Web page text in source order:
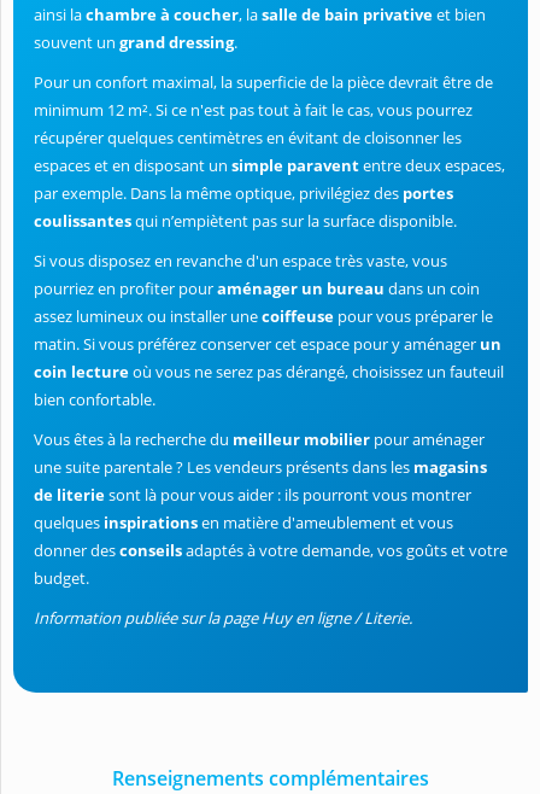
ainsi lachambre à coucher, lasalle de bain privativeet bien
souvent un grand dressing.
Pour un confort maximal, la superficie de la pièce devrait être de
minimum 12 m². Si ce n'est pas tout à fait le cas, vous pourrez
récupérer quelques centimètres en évitant de cloisonner les
espaces et en disposant un simple paravententre deux espaces,
par exemple. Dans la même optique, privilégiez des portes
coulissantesqui n’empiètent pas sur la surface disponible.
Si vous disposez en revanche d'un espace très vaste, vous
pourriez en profiter pouraménager un bureau dans un coin
assez lumineux ou installer unecoiffeuse pour vous préparer le
matin. Si vous préférez conserver cet espace pour y aménager un
coin lectureoù vous ne serez pas dérangé, choisissez un fauteuil
bien confortable.
Vous êtes à la recherche du meilleur mobilier pour aménager
une suite parentale ? Les vendeurs présents dans les magasins
de literiesont là pour vous aider : ils pourront vous montrer
quelques inspirationsen matière d'ameublement et vous
donner desconseilsadaptés à votre demande, vos goûts et votre
budget.
Information publiée sur la page Huy en ligne / Literie.
Renseignements complémentaires